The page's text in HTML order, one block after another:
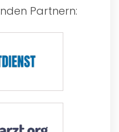
Partnern: